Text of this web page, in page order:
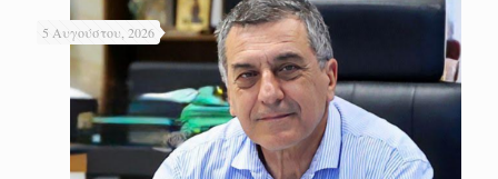
5 Αυγούστου, 2026